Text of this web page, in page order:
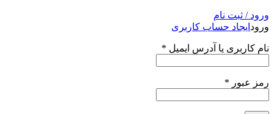
ورود / ثبت نام
ورود ایجاد حساب کاربری
نام کاربری یا آدرس ایمیل *
رمز عبور *